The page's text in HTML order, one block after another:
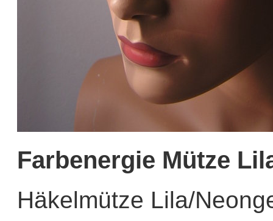
Farbenergie Mütze
Häkelmütze Lila/